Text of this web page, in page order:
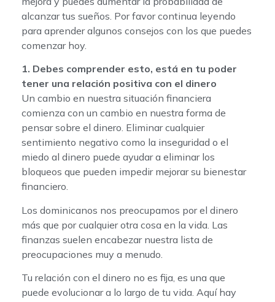
alcanzar tus sueños. Por favor continua leyendo
para aprender algunos consejos con los que puedes
comenzar hoy.
1. Debes comprender esto, está en tu poder
tener una relación positiva con el dinero
Un cambio en nuestra situación financiera
comienza con un cambio en nuestra forma de
pensar sobre el dinero. Eliminar cualquier
sentimiento negativo como la inseguridad o el
miedo al dinero puede ayudar a eliminar los
bloqueos que pueden impedir mejorar su bienestar
financiero.
Los dominicanos nos preocupamos por el dinero
más que por cualquier otra cosa en la vida. Las
finanzas suelen encabezar nuestra lista de
preocupaciones muy a menudo.
Tu relación con el dinero no es fija, es una que
puede evolucionar a lo largo de tu vida. Aquí hay